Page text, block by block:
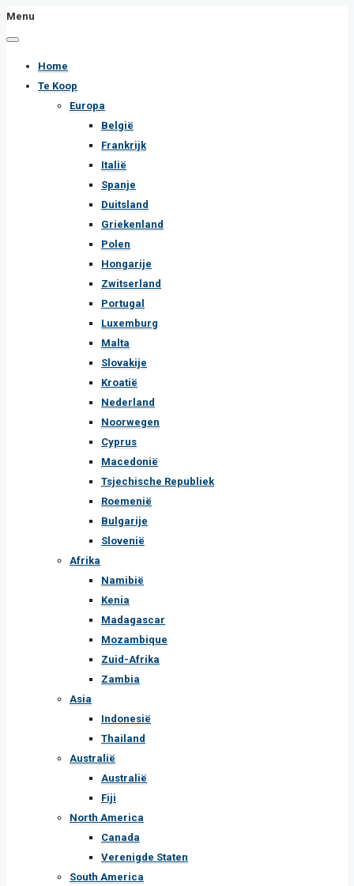
Menu
Home
Te Koop
Europa
België
Frankrijk
Italië
Spanje
Duitsland
Griekenland
Polen
Hongarije
Zwitserland
Portugal
Luxemburg
Malta
Slovakije
Kroatië
Nederland
Noorwegen
Cyprus
Macedonië
Tsjechische Republiek
Roemenië
Bulgarije
Slovenië
Afrika
Namibië
Kenia
Madagascar
Mozambique
Zuid-Afrika
Zambia
Asia
Indonesië
Thailand
Australië
Australië
Fiji
North America
Canada
Verenigde Staten
South America